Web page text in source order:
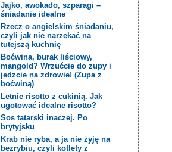
Jajko, awokado, szparagi –
śniadanie idealne
Rzecz o angielskim śniadaniu,
czyli jak nie narzekać na
tutejszą kuchnię
Boćwina, burak liściowy,
mangold? Wrzućcie do zupy i
jedzcie na zdrowie! (Zupa z
boćwiną)
Letnie risotto z cukinią. Jak
ugotować idealne risotto?
Sos tatarski inaczej. Po
brytyjsku
Krab nie ryba, a ja nie żyję na
bezrybiu, czyli kotlety z